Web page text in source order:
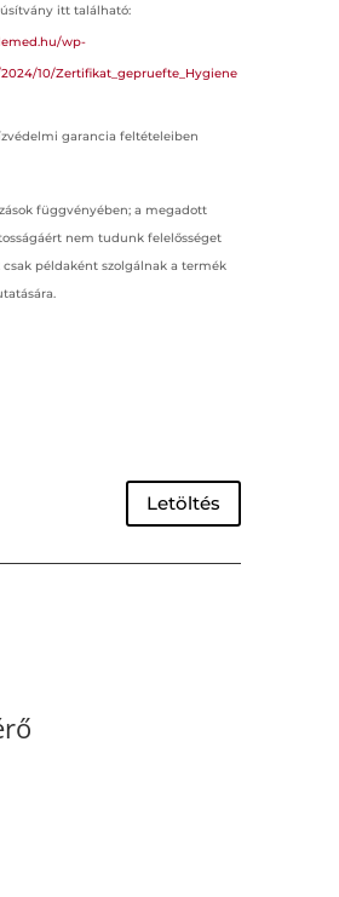
itt található:
wp-
10/Zertifikat_gepruefte_Hygiene
garancia feltételeiben
függvényében; a megadott
nem tudunk felelősséget
példaként szolgálnak a termék
Letöltés